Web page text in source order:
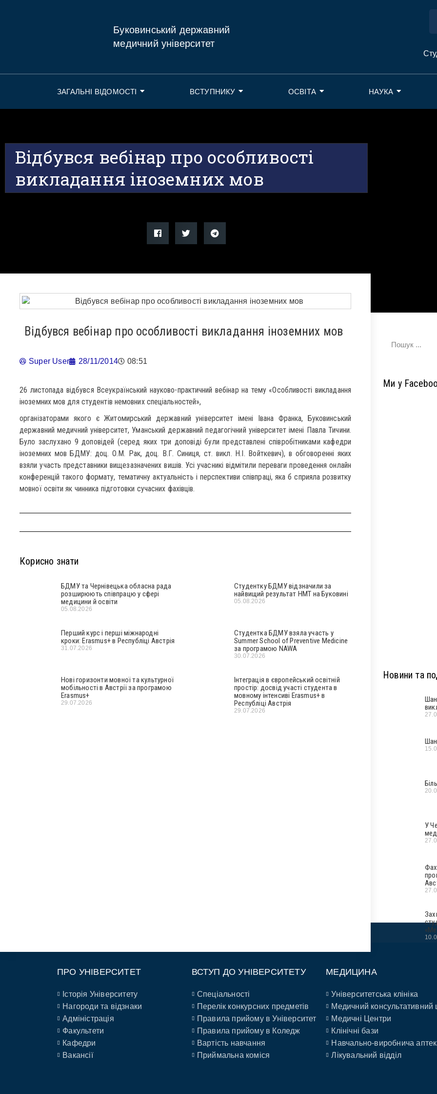
Буковинський державний
медичний університет
ЗАГАЛЬНІ ВІДОМОСТІ ВСТУПНИКУ ОСВІТА НАУКА
Відбувся вебінар про особливості
викладання іноземних мов
Відбувся вебінар про особливості викладання іноземних мов
Super User 28/11/2014 08:51
26 листопада відбувся Всеукраїнський науково-практичний вебінар на тему «Особливості викладання
іноземних мов для студентів немовних спеціальностей»,
організаторами якого є Житомирський державний університет імені Івана Франка, Буковинський
державний медичний університет, Уманський державний педагогічний університет імені Павла Тичини.
Було заслухано 9 доповідей (серед яких три доповіді були представлені співробітниками кафедри
іноземних мов БДМУ: доц. О.М. Рак, доц. В.Г. Синиця, ст. викл. Н.І. Войткевич), в обговоренні яких
взяли участь представники вищезазначених вишів. Усі учасникі відмітили переваги проведення онлайн
конференцій такого формату, тематичну актуальність і перспективи співпраці, яка б сприяла розвитку
мовної освіти як чинника підготовки сучасних фахівців.
Корисно знати
БДМУ та Чернівецька обласна рада
розширюють співпрацю у сфері
медицини й освіти
05.08.2026
Студентку БДМУ відзначили за
найвищий результат НМТ на Буковині
05.08.2026
Перший курс і перші міжнародні
кроки: Erasmus+ в Республіці Австрія
31.07.2026
Студентка БДМУ взяла участь у
Summer School of Preventive Medicine
за програмою NAWA
30.07.2026
Нові горизонти мовної та культурної
мобільності в Австрії за програмою
Erasmus+
29.07.2026
Інтеграція в європейський освітній
простір: досвід участі студента в
мовному інтенсиві Erasmus+ в
Республіці Австрія
29.07.2026
Ми у
Новини та
У
ПРО УНІВЕРСИТЕТ
Історія Університету
Нагороди та відзнаки
Адміністрація
Факультети
Кафедри
Вакансії
ВСТУП ДО УНІВЕРСИТЕТУ
Спеціальності
Перелік конкурсних предметів
Правила прийому в Університет
Правила прийому в Коледж
Вартість навчання
Приймальна коміся
МЕДИЦИНА
Університетська клініка
Медичний консультативний
Медичні Центри
Клінічні бази
Навчально-виробнича
Лікувальний відділ